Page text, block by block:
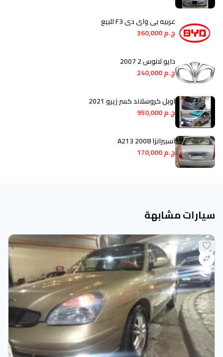
عربيه بى واى دى F3 للبيع
ج.م 360,000
دايو لانوس 2 2007
ج.م 240,000
اوبل كروسلاند كسر زيرو 2021
ج.م 950,000
اسبيرانزا A213 2008
ج.م 170,000
سيارات مشابهة